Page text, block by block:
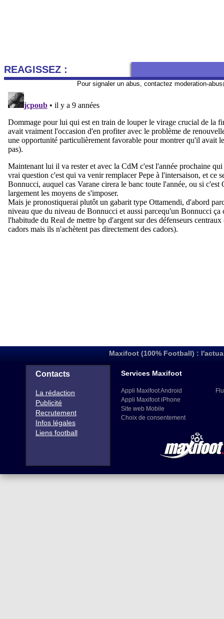
REAGISSEZ :
Pour signaler un abus, contactez moderation-
Maxifoot (100% Football) :
Contacts
La rédaction
Publicité
Recrutement
Infos légales
Liens football
Services Maxifoot
Appli Maxifoot Android
Appli Maxifoot iPhone
Site web Mobile
Choix de consentement